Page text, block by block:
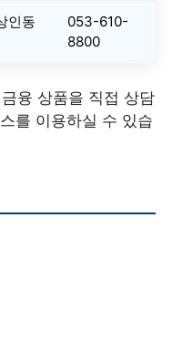
인동
053-610-
8800
융 상품을 직접 상담
를 이용하실 수 있습